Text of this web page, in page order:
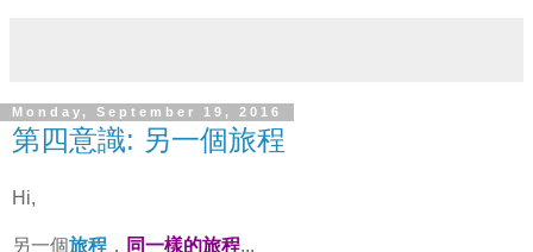
Monday, September 19, 2016
第四意識: 另一個旅程
Hi,
另一個旅程 ， 同一樣的旅程...